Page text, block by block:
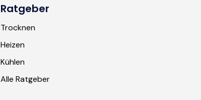
Ratgeber
Trocknen
Heizen
Kühlen
Alle Ratgeber